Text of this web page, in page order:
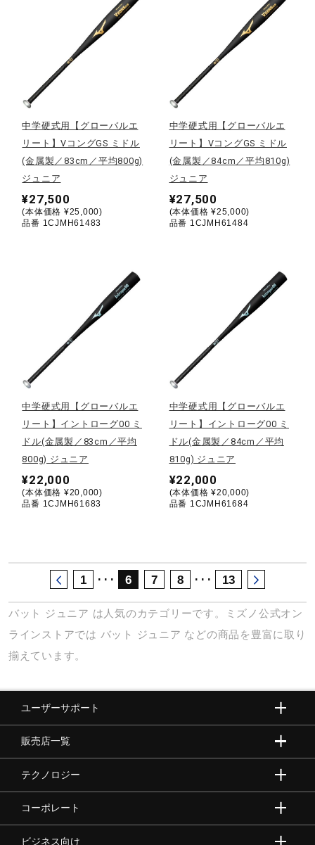
メディカル
コラボ／ライセンス
セール
サポート
取扱店一覧
中学硬式用【グローバルエ
リート】VコングGS ミドル
(金属製／83cm／平均800g)
ジュニア
¥27,500
(本体価格 ¥25,000)
品番 1CJMH61483
中学硬式用【グローバルエ
リート】VコングGS ミドル
(金属製／84cm／平均810g)
ジュニア
¥27,500
(本体価格 ¥25,000)
品番 1CJMH61484
中学硬式用【グローバルエ
リート】イントローグ00 ミ
ドル(金属製／83cm／平均
800g) ジュニア
¥22,000
(本体価格 ¥20,000)
品番 1CJMH61683
中学硬式用【グローバルエ
リート】イントローグ00 ミ
ドル(金属製／84cm／平均
810g) ジュニア
¥22,000
(本体価格 ¥20,000)
品番 1CJMH61684
1 ･･･ 6 7 8 ･･･ 13
バット ジュニア は人気のカテゴリーです。ミズノ公式オン
ラインストアでは バット ジュニア などの商品を豊富に取り
揃えています。
ユーザーサポート
販売店一覧
テクノロジー
コーポレート
ビジネス向け